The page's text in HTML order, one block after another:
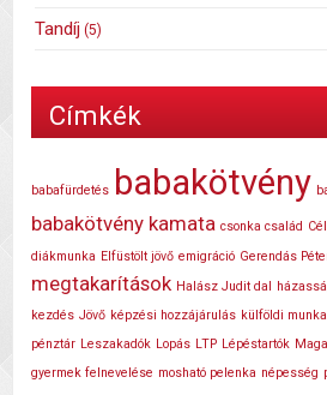
Tandíj (5)
Címkék
babafürdetés babakötvény
babakötvény kamata csonka család
diákmunka Elfüstölt jövő emigráció Gerendás
megtakarítások Halász Judit dal
kezdés Jövő képzési hozzájárulás külföldi munka
pénztár Leszakadók Lopás LTP Lépéstartók
gyermek felnevelése mosható pelenka népesség